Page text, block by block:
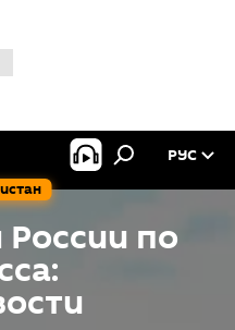
РУС
по